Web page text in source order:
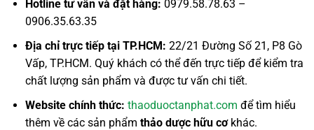
Hotline tư vấn và đặt hàng: 0979.58.78.63 –
0906.35.63.35
Địa chỉ trực tiếp tại TP.HCM: 22/21 Đường Số 21, P8 Gò
Vấp, TP.HCM. Quý khách có thể đến trực tiếp để kiểm tra
chất lượng sản phẩm và được tư vấn chi tiết.
Website chính thức: thaoduoctanphat.com để tìm hiểu
thêm về các sản phẩm thảo dược hữu cơkhác.